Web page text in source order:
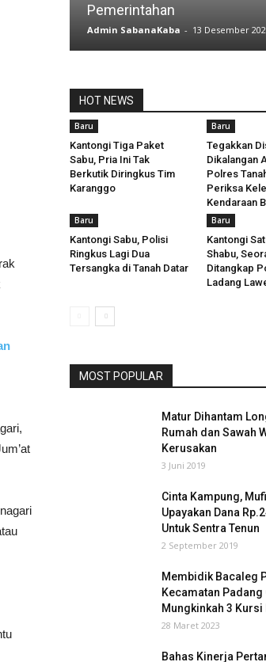
Pemerintahan
Admin SabanaKaba - 13 Desember
HOT NEWS
Baru
Kantongi Tiga Paket
Sabu, Pria Ini Tak
Berkutik Diringkus Tim
Karanggo
Baru
Tegakkan
Dikalangan
Polres
Periksa
Kendaraan
Baru
Kantongi Sabu, Polisi
Ringkus Lagi Dua
Tersangka di Tanah Datar
Baru
Kantongi
Shabu,
Ditangkap
Ladang
MOST POPULAR
Matur Dihantam
Rumah dan Sawah
Kerusakan
3 Juni 2019
Cinta Kampung,
Upayakan Dana
Untuk Sentra Tenun
2 September 2019
Membidik Bacaleg
Kecamatan Padang
Mungkinkah 3 Kursi
28 Maret 2023
Bahas Kinerja